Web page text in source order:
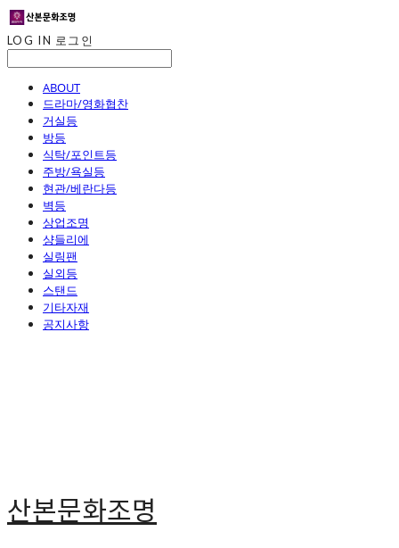
LOG IN 로그인
ABOUT
드라마/영화협찬
거실등
방등
식탁/포인트등
주방/욕실등
현관/베란다등
벽등
상업조명
샹들리에
실링팬
실외등
스탠드
기타자재
공지사항
산본문화조명